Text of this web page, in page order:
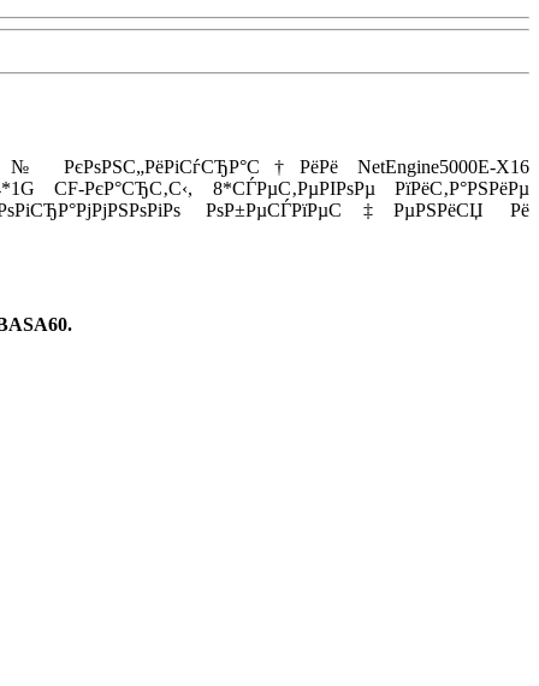
РєРѕРЅС„РёРіСѓСЂР°С†РёРё NetEngine5000E-X16
CF-РєР°СЂС‚С‹, 8*СЃРµС‚РµРІРѕРµ РїРёС‚Р°РЅРёРµ
РѕР±РµСЃРїРµС‡РµРЅРёСЏ Рё
.